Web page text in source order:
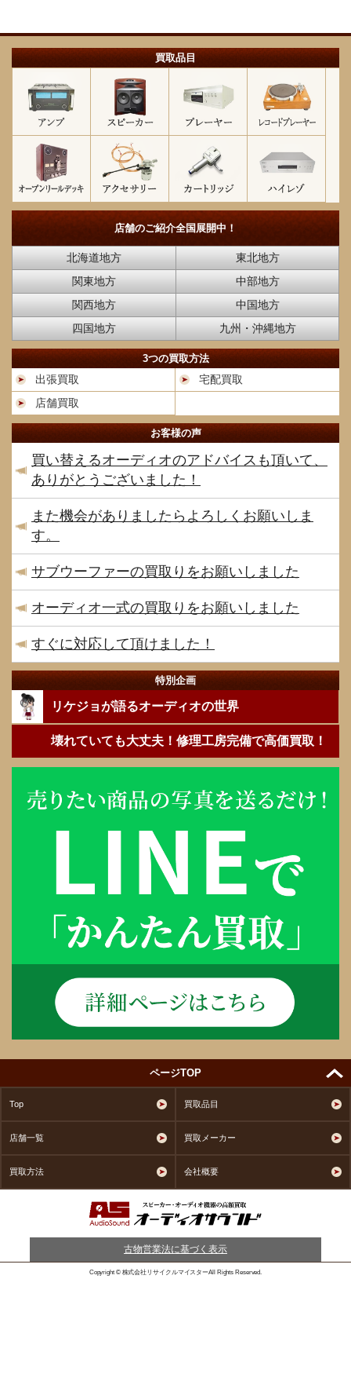
買取品目
店舗のご紹介全国展開中！
北海道地方
東北地方
関東地方
中部地方
関西地方
中国地方
四国地方
九州・沖縄地方
3つの買取方法
出張買取
宅配買取
店舗買取
お客様の声
買い替えるオーディオのアドバイスも頂いて、
ありがとうございました！
また機会がありましたらよろしくお願いしま
す。
サブウーファーの買取りをお願いしました
オーディオ一式の買取りをお願いしました
すぐに対応して頂けました！
特別企画
リケジョが語るオーディオの世界
壊れていても大丈夫！修理工房完備で高価買取！
ページTOP
Top 買取品目
店舗一覧 買取メーカー
買取方法 会社概要
古物営業法に基づく表示
Copyright © 株式会社リサイクルマイスターAll Rights Reserved.